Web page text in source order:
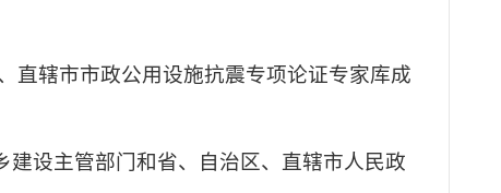
直辖市市政公用设施抗震专项论证专家库成
设主管部门和省、自治区、直辖市人民政